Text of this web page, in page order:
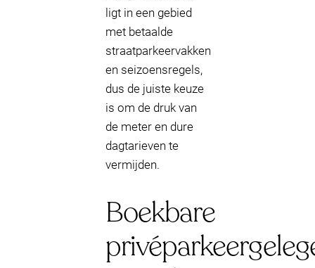
ligt in een gebied
met betaalde
straatparkeervakken
en seizoensregels,
dus de juiste keuze
is om de druk van
de meter en dure
dagtarieven te
vermijden.
Boekbare